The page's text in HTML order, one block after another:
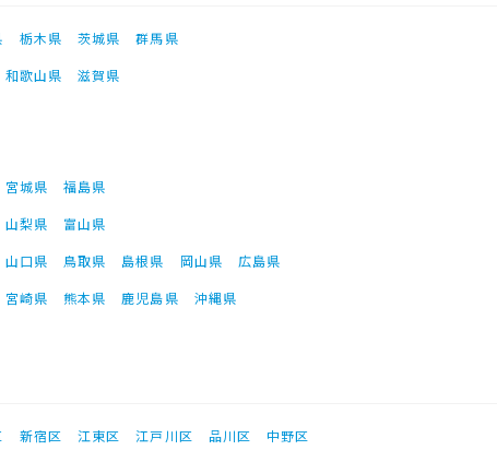
栃木県 茨城県
群馬県
和歌山県
滋賀県
宮城県
福島県
山梨県
富山県
山口県 鳥取県 島根県 岡山県
広島県
宮崎県 熊本県 鹿児島県 沖縄県
新宿区 江東区 江戸川区 品川区
中野区